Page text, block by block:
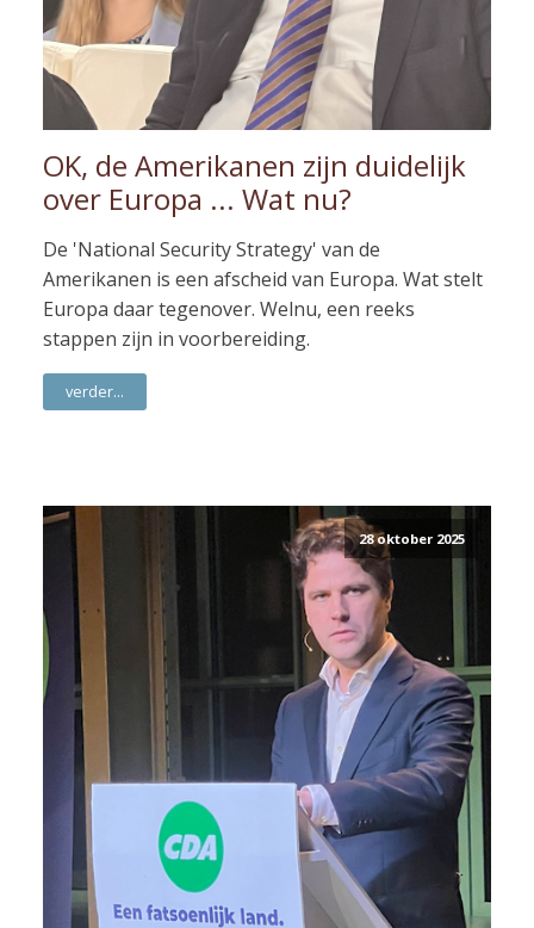
OK, de Amerikanen zijn duidelijk
over Europa ... Wat nu?
De 'National Security Strategy' van de
Amerikanen is een afscheid van Europa. Wat stelt
Europa daar tegenover. Welnu, een reeks
stappen zijn in voorbereiding.
verder...
28 oktober 2025